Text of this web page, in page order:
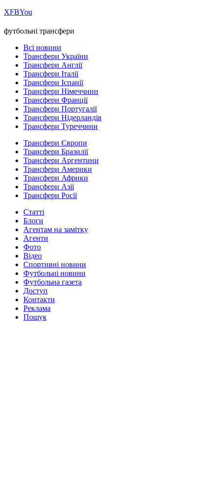
ХFBYou
футбольні трансфери
Всі новини
Трансфери України
Трансфери Англії
Трансфери Італії
Трансфери Іспанії
Трансфери Німеччини
Трансфери Франції
Трансфери Португалії
Трансфери Нідерландів
Трансфери Туреччини
Трансфери Європи
Трансфери Бразилії
Трансфери Аргентини
Трансфери Америки
Трансфери Африки
Трансфери Азії
Трансфери Росії
Статті
Блоги
Агентам на замітку
Агенти
Фото
Відео
Спортивні новини
Футбольні новини
Футбольна газета
Доступ
Контакти
Реклама
Пошук